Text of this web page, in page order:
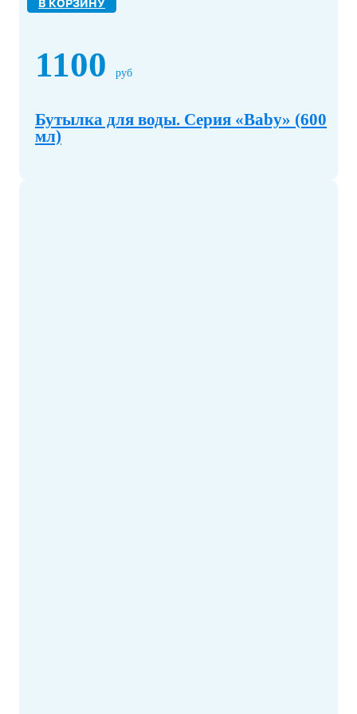
1100 руб
Бутылка для воды. Серия «Baby» (600
мл)